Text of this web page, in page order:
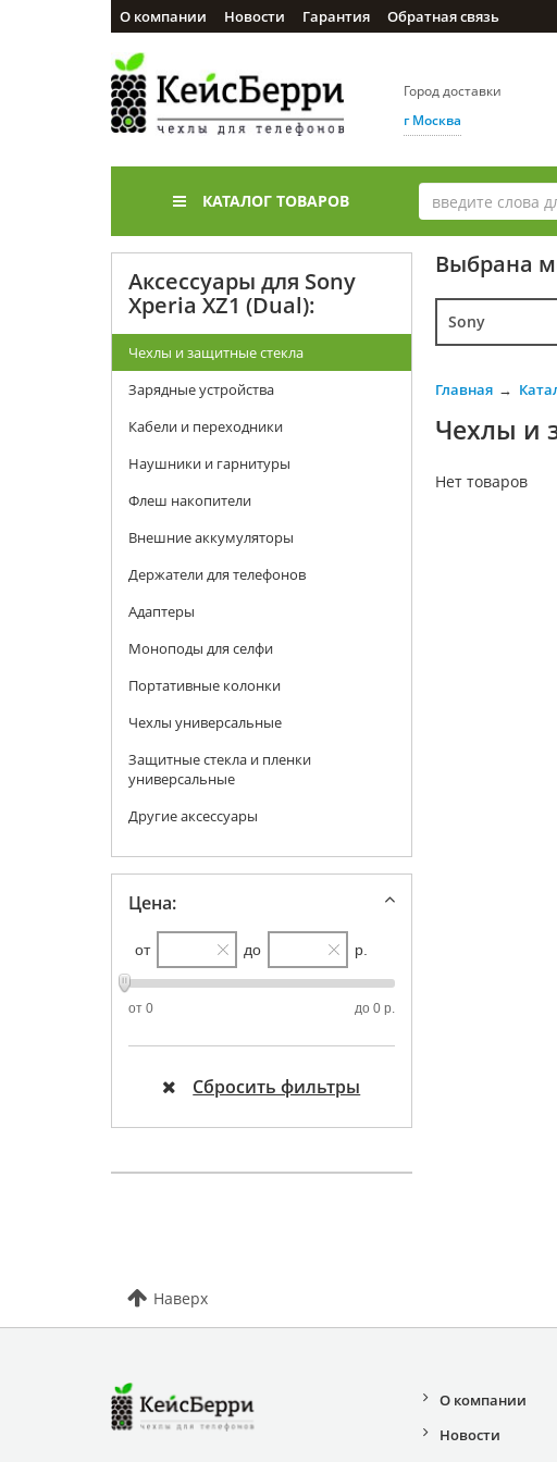
О компании Новости Гарантия Обратная связь
Город доставки
г Москва
КАТАЛОГ ТОВАРОВ
Аксессуары для Sony
Xperia XZ1 (Dual):
Чехлы и защитные стекла
Зарядные устройства
Кабели и переходники
Наушники и гарнитуры
Флеш накопители
Внешние аккумуляторы
Держатели для телефонов
Адаптеры
Моноподы для селфи
Портативные колонки
Чехлы универсальные
Защитные стекла и пленки
универсальные
Другие аксессуары
Цена:
от до р.
от 0 до 0 р.
Сбросить фильтры
Выбрана
Sony
Главная
Чехлы и
Нет товаров
Наверх
О компании
Новости